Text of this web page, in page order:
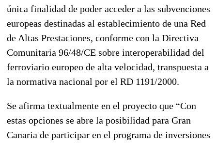
única finalidad de poder acceder a las subvenciones
europeas destinadas al establecimiento de una Red
de Altas Prestaciones, conforme con la Directiva
Comunitaria 96/48/CE sobre interoperabilidad del
ferroviario europeo de alta velocidad, transpuesta a
la normativa nacional por el RD 1191/2000.
Se afirma textualmente en el proyecto que “Con
estas opciones se abre la posibilidad para Gran
Canaria de participar en el programa de inversiones